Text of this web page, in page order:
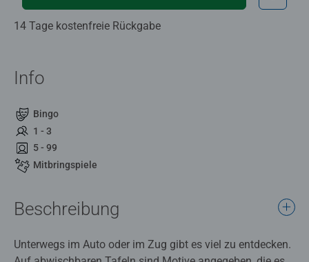
14 Tage kostenfreie Rückgabe
Info
Bingo
1 - 3
5 - 99
Mitbringspiele
Beschreibung
Unterwegs im Auto oder im Zug gibt es viel zu entdecken.